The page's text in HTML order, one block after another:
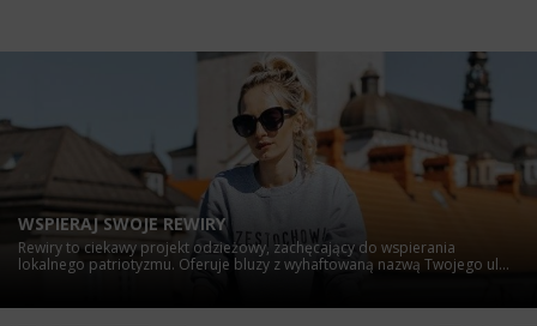
WSPIERAJ SWOJE REWIRY
Rewiry to ciekawy projekt odzieżowy, zachęcający do wspierania
lokalnego patriotyzmu. Oferuje bluzy z wyhaftowaną nazwą Twojego ul...